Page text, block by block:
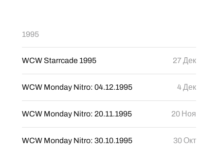
1995
WCW Starrcade 1995 27 Дек
WCW Monday Nitro: 04.12.1995 4 Дек
WCW Monday Nitro: 20.11.1995 20 Ноя
WCW Monday Nitro: 30.10.1995 30 Окт